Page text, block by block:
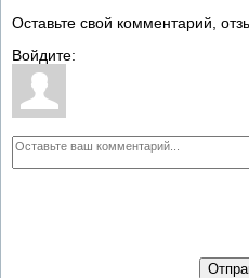
Оставьте свой комментарий,
Войдите: